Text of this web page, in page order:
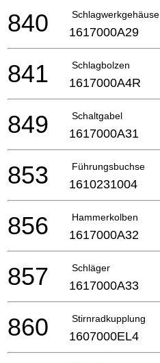
Schlagwerkgehäuse
840 1617000A29
Schlagbolzen
841 1617000A4R
Schaltgabel
849 1617000A31
Führungsbuchse
853 1610231004
Hammerkolben
856 1617000A32
Schläger
857 1617000A33
Stirnradkupplung
860 1607000EL4